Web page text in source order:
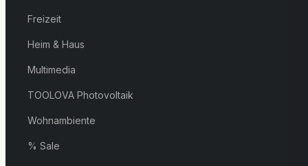
Freizeit
Heim & Haus
Multimedia
TOOLOVA Photovoltaik
Wohnambiente
% Sale